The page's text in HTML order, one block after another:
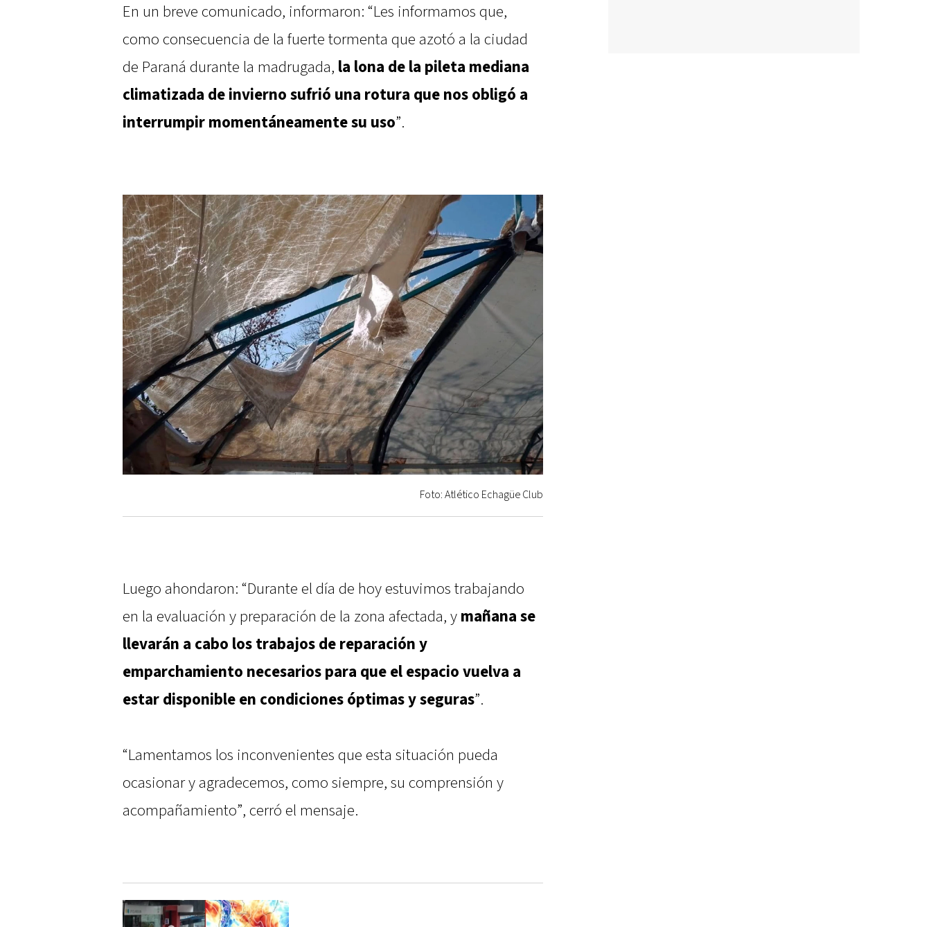
En un breve comunicado, informaron: “Les informamos que,
como consecuencia de la fuerte tormenta que azotó a la ciudad
de Paraná durante la madrugada, la lona de la pileta mediana
climatizada de invierno sufrió una rotura que nos obligó a
interrumpir momentáneamente su uso”.
Foto: Atlético Echagüe Club
Luego ahondaron: “Durante el día de hoy estuvimos trabajando
en la evaluación y preparación de la zona afectada, y mañana se
llevarán a cabo los trabajos de reparación y
emparchamiento necesarios para que el espacio vuelva a
estar disponible en condiciones óptimas y seguras”.
“Lamentamos los inconvenientes que esta situación pueda
ocasionar y agradecemos, como siempre, su comprensión y
acompañamiento”, cerró el mensaje.